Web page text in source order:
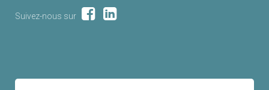
Suivez-nous sur